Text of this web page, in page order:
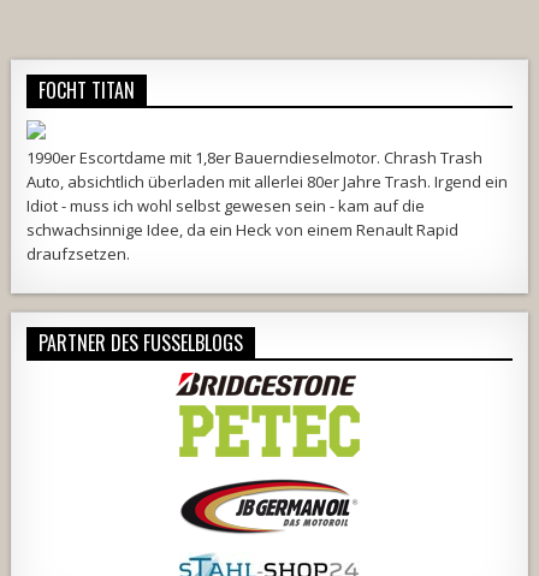
FOCHT TITAN
1990er Escortdame mit 1,8er Bauerndieselmotor. Chrash Trash
Auto, absichtlich überladen mit allerlei 80er Jahre Trash. Irgend ein
Idiot - muss ich wohl selbst gewesen sein - kam auf die
schwachsinnige Idee, da ein Heck von einem Renault Rapid
draufzsetzen.
PARTNER DES FUSSELBLOGS